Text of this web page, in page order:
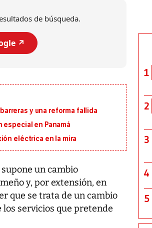
de búsqueda.
↗️
y una reforma fallida
especial en Panamá
eléctrica en la mira
un cambio
y, por extensión, en
que se trata de un cambio
servicios que pretende
1
2
3
4
5